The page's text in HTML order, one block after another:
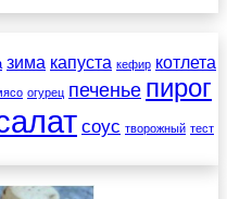
зима капуста кефир котлета
огурец печенье пирог
соус творожный тест